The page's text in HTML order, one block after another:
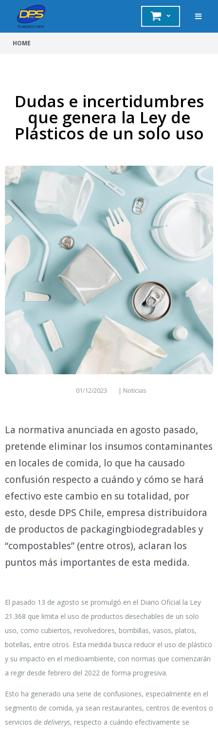
HOME
Dudas e incertidumbres
que genera la Ley de
Plásticos de un solo uso
01/12/2023 | Noticias
La normativa anunciada en agosto pasado,
pretende eliminar los insumos contaminantes
en locales de comida, lo que ha causado
confusión respecto a cuándo y cómo se hará
efectivo este cambio en su totalidad, por
esto, desde DPS Chile, empresa distribuidora
de productos de packagingbiodegradables y
“compostables” (entre otros), aclaran los
puntos más importantes de esta medida.
El pasado 13 de agosto se promulgó en el Diario Oficial la Ley
21.368 que limita el uso de productos desechables de un solo
uso, como cubiertos, revolvedores, bombillas, vasos, platos,
botellas, entre otros. Esta medida busca reducir el uso de plástico
y su impacto en el medioambiente, con normas que comenzarán
a regir desde febrero del 2022 de forma progresiva.
Esto ha generado una serie de confusiones, especialmente en el
segmento de comida, ya sean restaurantes, centros de eventos o
servicios de deliverys, respecto a cuándo efectivamente se